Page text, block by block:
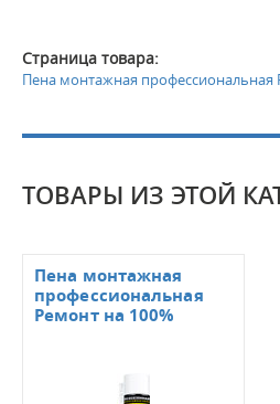
Страница товара:
Пена монтажная профессиональная
ТОВАРЫ ИЗ ЭТОЙ
Пена монтажная
профессиональная
Ремонт на 100%